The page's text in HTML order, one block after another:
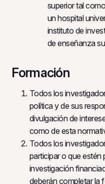
superior tal
un hospital
instituto de
de enseñanza
Formación
Todos los
política y de sus
divulgación de
como de esta
Todos los
participar o que estén
investigación
deberán completar la